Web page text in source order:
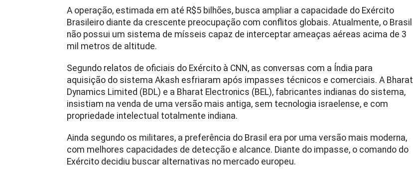
A operação, estimada em até R$5 bilhões, busca ampliar a capacidade do Exército
Brasileiro diante da crescente preocupação com conflitos globais. Atualmente, o Brasil
não possui um sistema de mísseis capaz de interceptar ameaças aéreas acima de 3
mil metros de altitude.
Segundo relatos de oficiais do Exército à CNN, as conversas com a Índia para
aquisição do sistema Akash esfriaram após impasses técnicos e comerciais. A Bharat
Dynamics Limited (BDL) e a Bharat Electronics (BEL), fabricantes indianas do sistema,
insistiam na venda de uma versão mais antiga, sem tecnologia israelense, e com
propriedade intelectual totalmente indiana.
Ainda segundo os militares, a preferência do Brasil era por uma versão mais moderna,
com melhores capacidades de detecção e alcance. Diante do impasse, o comando do
Exército decidiu buscar alternativas no mercado europeu.